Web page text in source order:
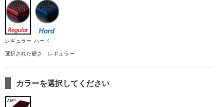
レギュラー ハード
選択された硬さ：レギュラー
カラーを選択してください